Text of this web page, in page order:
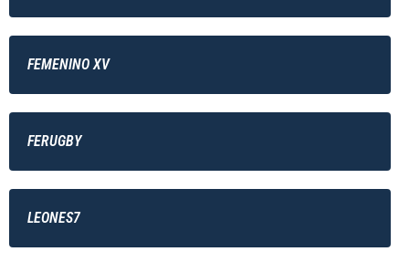
FEMENINO XV
FERUGBY
LEONES7